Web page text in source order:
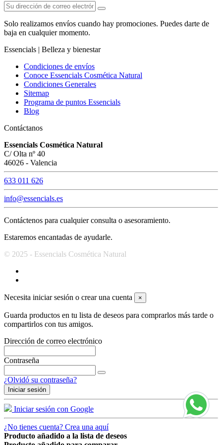
Solo realizamos envíos cuando hay promociones. Puedes darte de
baja en cualquier momento.
Essencials | Belleza y bienestar
Condiciones de envíos
Conoce Essencials Cosmética Natural
Condiciones Generales
Sitemap
Programa de puntos Essencials
Blog
Contáctanos
Essencials Cosmética Natural
C/ Olta nº 40
46026 - Valencia
633 011 626
info@essencials.es
Contáctenos para cualquier consulta o asesoramiento.
Estaremos encantadas de ayudarle.
© 2025 - Essencials Cosmética Natural
Necesita iniciar sesión o crear una cuenta ×
Guarda productos en tu lista de deseos para comprarlos más tarde o
compartirlos con tus amigos.
Dirección de correo electrónico
Contraseña
¿Olvidó su contraseña?
Iniciar sesión
Iniciar sesión con Google
¿No tienes cuenta? Crea una aquí
Producto añadido a la lista de deseos